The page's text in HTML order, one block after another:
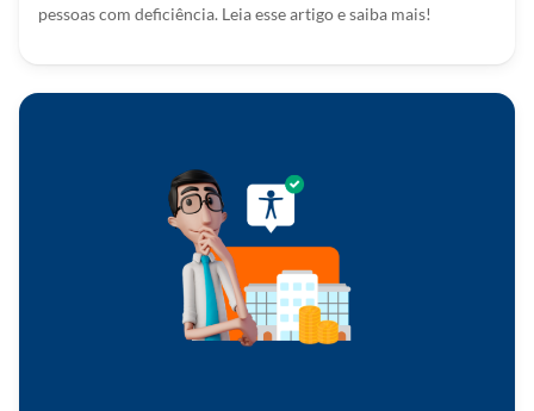
pessoas com deficiência. Leia esse artigo e saiba mais!